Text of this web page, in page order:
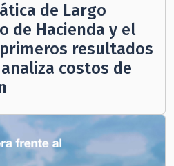
de Largo
de Hacienda y el
resultados
costos de